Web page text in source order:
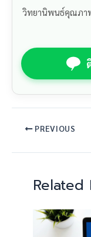
วิทยานิพนธ์คุณภา
PREVIOUS
Related